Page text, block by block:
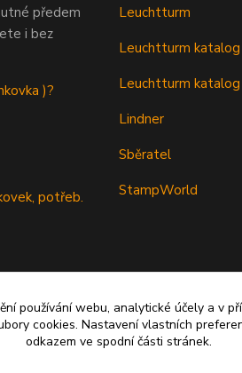
předem
i bez
)?
potřeb.
Leuchtturm
Leuchtturm
Leuchtturm
Lindner
Sběratel
StampWorld
používání webu, analytické účely a v
cookies. Nastavení vlastních
odkazem ve spodní části stránek.